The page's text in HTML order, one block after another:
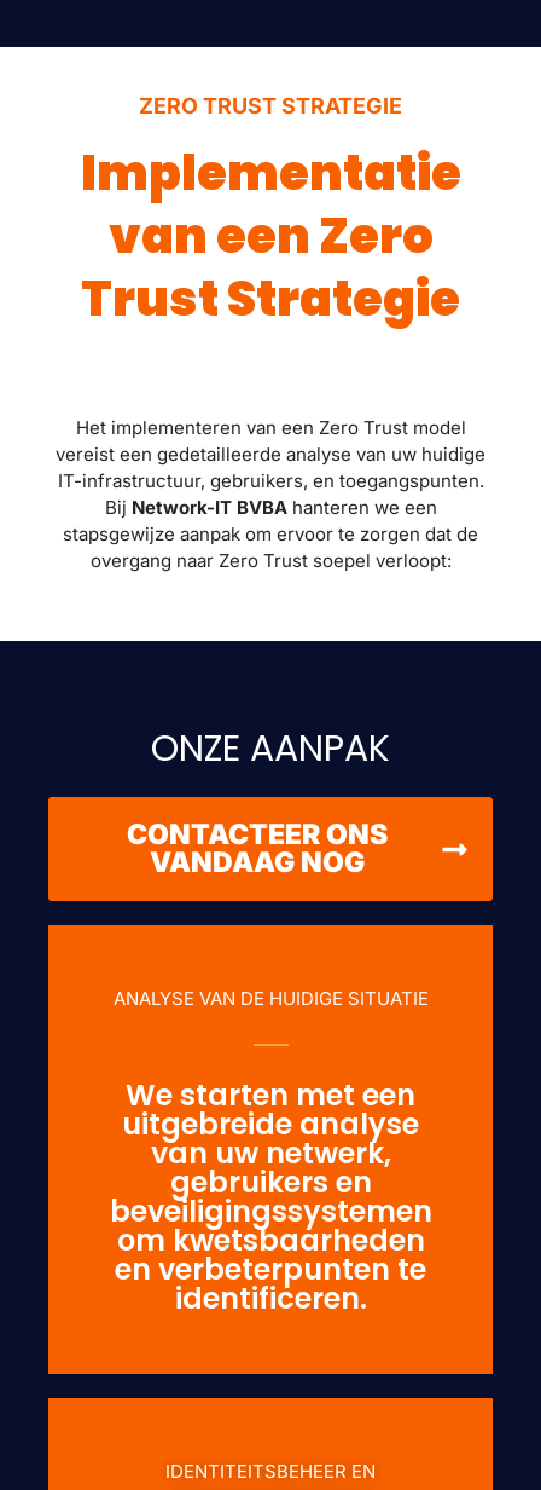
ZERO TRUST STRATEGIE
Implementatie
van een Zero
Trust Strategie
Het implementeren van een Zero Trust model
vereist een gedetailleerde analyse van uw huidige
IT-infrastructuur, gebruikers, en toegangspunten.
Bij Network-IT BVBAhanteren we een
stapsgewijze aanpak om ervoor te zorgen dat de
overgang naar Zero Trust soepel verloopt:
ONZE AANPAK
CONTACTEER ONS
VANDAAG NOG
ANALYSE VAN DE HUIDIGE SITUATIE
We starten met een
uitgebreide analyse
van uw netwerk,
gebruikers en
beveiligingssystemen
om kwetsbaarheden
en verbeterpunten te
identificeren.
IDENTITEITSBEHEER EN